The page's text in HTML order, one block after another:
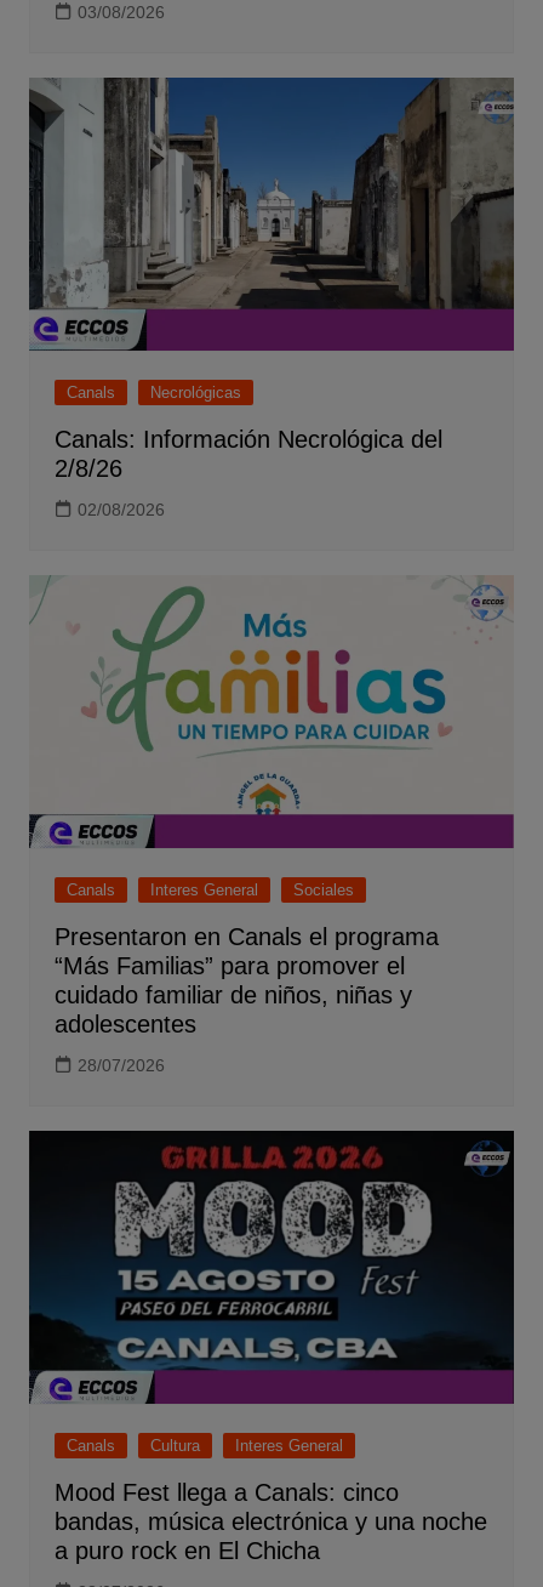
03/08/2026
Canals Necrológicas
Canals: Información Necrológica del
2/8/26
02/08/2026
Canals Interes General Sociales
Presentaron en Canals el programa
“Más Familias” para promover el
cuidado familiar de niños, niñas y
adolescentes
28/07/2026
Canals Cultura Interes General
Mood Fest llega a Canals: cinco
bandas, música electrónica y una noche
a puro rock en El Chicha